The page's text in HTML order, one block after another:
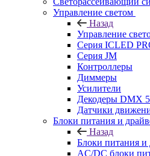
Управление светом
Назад
Управление
Серия ICLED
Серия JM
Контроллеры
Диммеры
Усилители
Декодеры DMX
Датчики
Блоки питания и
Назад
Блоки питания и
AC/DC блоки